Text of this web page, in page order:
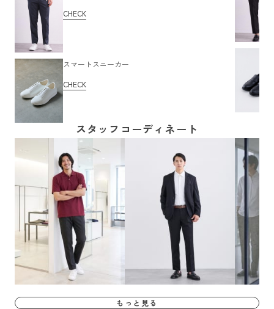
CHECK
スマートスニーカー
CHECK
スタッフコーディネート
もっと見る